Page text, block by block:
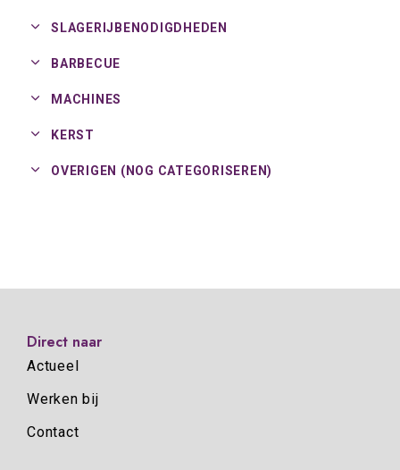
SLAGERIJBENODIGDHEDEN
BARBECUE
MACHINES
KERST
OVERIGEN (NOG CATEGORISEREN)
Direct naar
Actueel
Werken bij
Contact